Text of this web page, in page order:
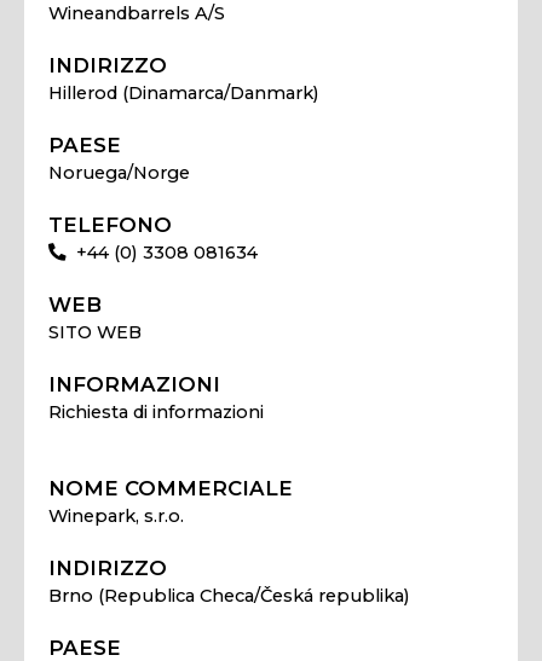
Wineandbarrels A/S
INDIRIZZO
Hillerod (Dinamarca/Danmark)
PAESE
Noruega/Norge
TELEFONO
+44 (0) 3308 081634
WEB
SITO WEB
INFORMAZIONI
Richiesta di informazioni
NOME COMMERCIALE
Winepark, s.r.o.
INDIRIZZO
Brno (Republica Checa/Česká republika)
PAESE